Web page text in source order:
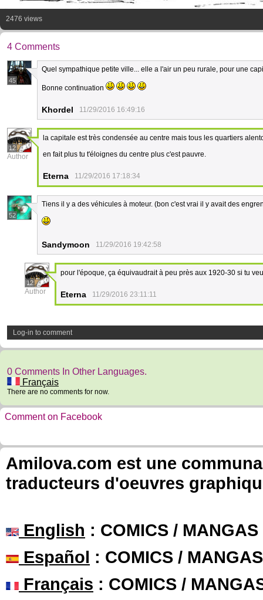
2476 views
4 Comments
45
Quel sympathique petite ville... elle a l'air un peu rurale, pour une
Bonne continuation
Khordel 11/29/2016 16:49:16
12
Author
la capitale est très condensée au centre mais tous les quartiers
en fait plus tu t'éloignes du centre plus c'est pauvre.
Eterna 11/29/2016 17:18:34
52
Tiens il y a des véhicules à moteur. (bon c'est vrai il y avait des
Sandymoon 11/29/2016 19:42:58
12
Author
pour l'époque, ça équivaudrait à peu près aux 1920-30 si tu
Eterna 11/29/2016 23:11:11
Log-in to comment
0 Comments In Other Languages.
Français
There are no comments for now.
Comment on Facebook
Amilova.com est une
traducteurs d'oeuvres
English : COMICS /
Español : COMICS /
Français : COMICS /